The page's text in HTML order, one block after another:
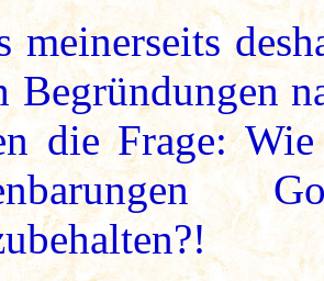
meinerseits
Begründungen
die Frage: